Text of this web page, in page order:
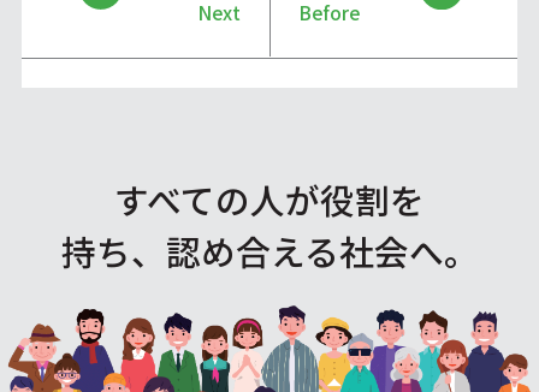
Next Before
すべての人が役割を
持ち、認め合える社会へ。